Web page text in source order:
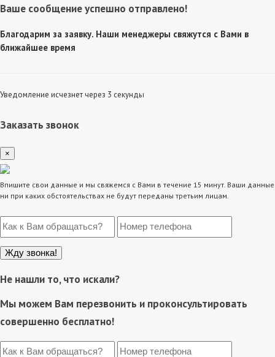
Ваше сообщение успешно отправлено!
Благодарим за заявку. Наши менеджеры свяжутся с Вами в
ближайшее время
Уведомление исчезнет через 3 секунды
Заказать звонок
×
Впишите свои данные и мы свяжемся с Вами в течение 15 минут. Ваши данные
ни при каких обстоятельствах не будут переданы третьим лицам.
Не нашли то, что искали?
Мы можем Вам перезвонить и проконсультировать
совершенно бесплатно!